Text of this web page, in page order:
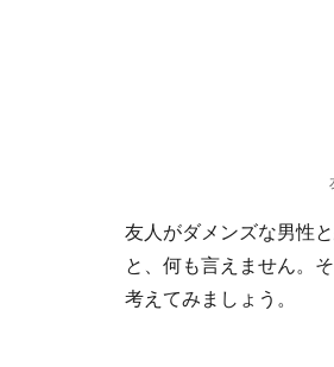
友人がダメンズな男性
と、何も言えません。
考えてみましょう。